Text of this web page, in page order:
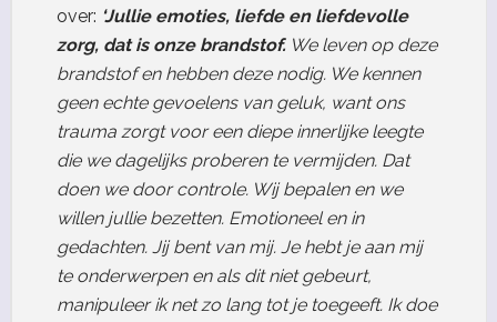
over: ‘Jullie emoties, liefde en liefdevolle
zorg, dat is onze brandstof.We leven op deze
brandstof en hebben deze nodig. We kennen
geen echte gevoelens van geluk, want ons
trauma zorgt voor een diepe innerlijke leegte
die we dagelijks proberen te vermijden. Dat
doen we door controle. Wij bepalen en we
willen jullie bezetten. Emotioneel en in
gedachten. Jij bent van mij. Je hebt je aan mij
te onderwerpen en als dit niet gebeurt,
manipuleer ik net zo lang tot je toegeeft. Ik doe